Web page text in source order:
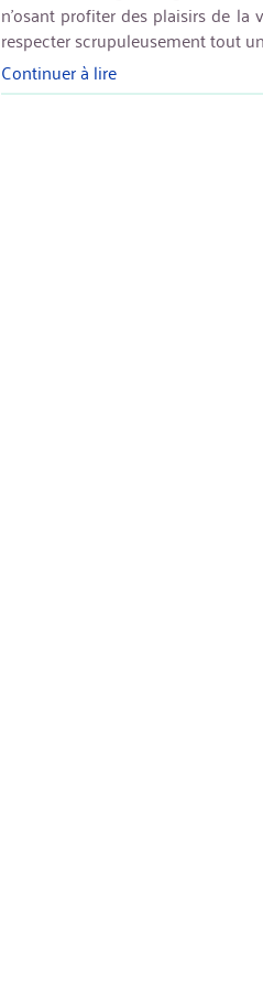
n’osant profiter des plaisirs de la
respecter scrupuleusement tout
Continuer à lire« C’est
si